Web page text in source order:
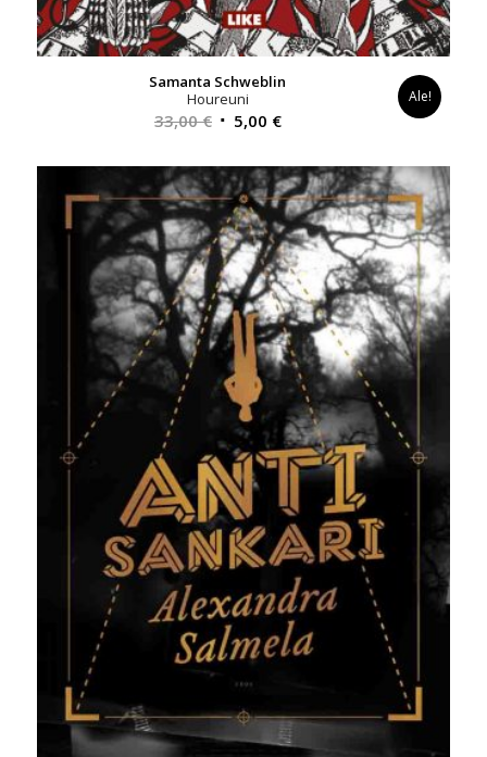
Samanta Schweblin
Houreuni
33,00€ Alkuperäinen
oli:
33,00 €.
5,00 €Nykyinen
on:
5,00 €.
Ale!